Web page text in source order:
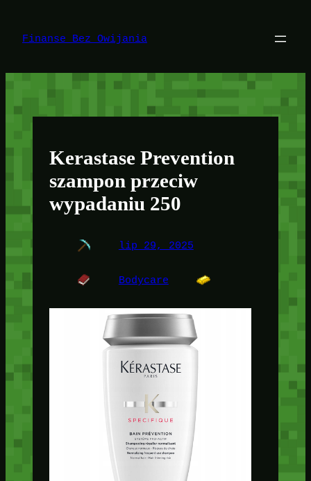
treści
Finanse Bez Owijania
Kerastase Prevention
szampon przeciw
wypadaniu 250
lip 29, 2025
Bodycare